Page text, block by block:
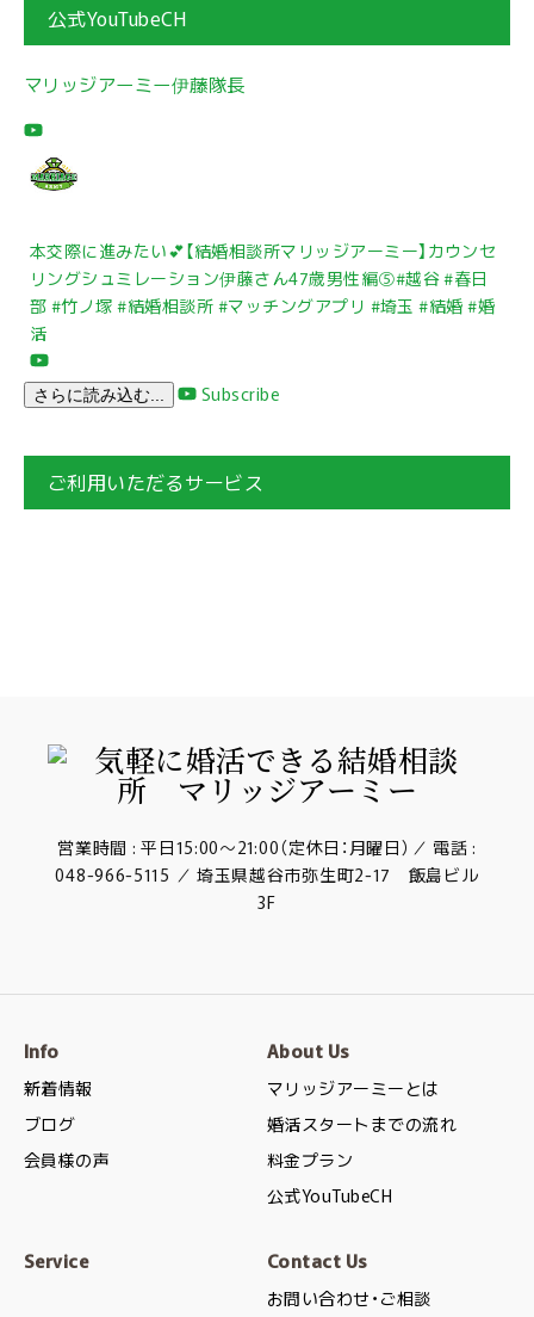
公式YouTubeCH
マリッジアーミー伊藤隊長
本交際に進みたい💕【結婚相談所マリッジアーミー】カウンセ
リングシュミレーション伊藤さん47歳男性編⑤#越谷 #春日
部 #竹ノ塚 #結婚相談所 #マッチングアプリ #埼玉 #結婚 #婚
活
さらに読み込む... Subscribe
ご利用いただるサービス
営業時間 : 平日15:00～21:00（定休日：月曜日）／ 電話 :
048-966-5115 ／ 埼玉県越谷市弥生町2-17 飯島ビル
3F
Info
新着情報
ブログ
会員様の声
About Us
マリッジアーミーとは
婚活スタートまでの流れ
料金プラン
公式YouTubeCH
Service Contact Us
お問い合わせ・ご相談